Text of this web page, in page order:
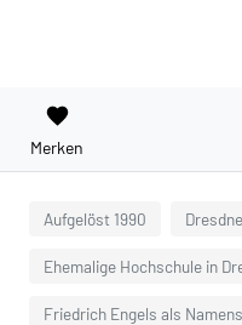
favorite
Merken
Aufgelöst 1990
Ehemalige Hochschule in
Friedrich Engels als